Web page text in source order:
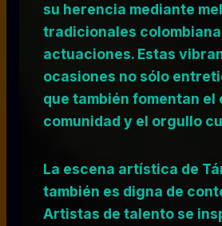
su herencia mediante
tradicionales
actuaciones. Estas
ocasiones no sólo
que también fomentan el
comunidad y el orgullo
La escena artística de
también es digna de
Artistas de talento se